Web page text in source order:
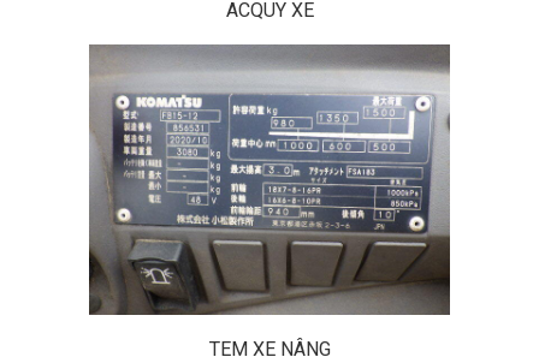
ACQUY XE
TEM XE NÂNG